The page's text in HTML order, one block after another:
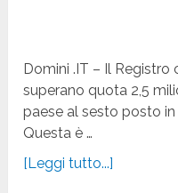
Domini .IT – Il Registro
superano quota 2,5
paese al sesto posto
Questa è …
[Leggi tutto...]